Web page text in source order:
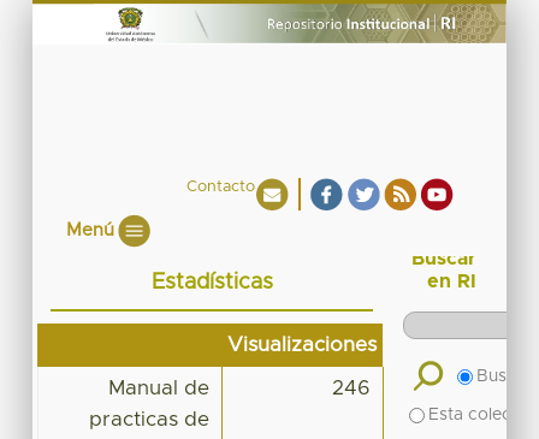
Contacto
Menú
Estadísticas
Visualizaciones
Manual de
practicas de
246
Buscar
en RI
Buscar
Esta